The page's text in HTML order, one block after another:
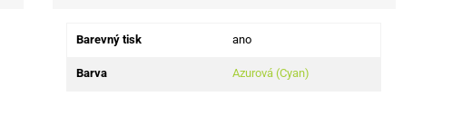
Barevný tisk ano
Barva Azurová (Cyan)